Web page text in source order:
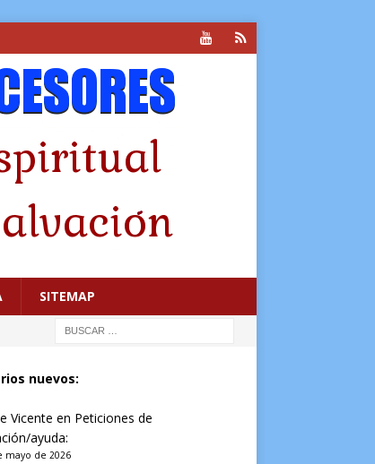
SITEMAP
nuevos:
Vicente en Peticiones de
ayuda:
mayo de 2026